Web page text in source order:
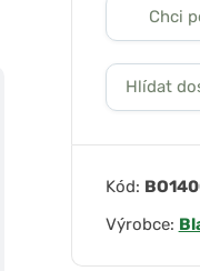
Chci
Hlídat
Kód:
Výrobce: